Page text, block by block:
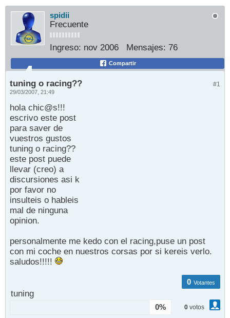
spidii
Frecuente
Ingreso: nov 2006 Mensajes: 76
Compartir
#1
tuning o racing??
29/03/2007, 21:49
hola chic@s!!!
escrivo este post
para saver de
vuestros gustos
tuning o racing??
este post puede
llevar (creo) a
discursiones asi k
por favor no
insulteis o hableis
mal de ninguna
opinion.
personalmente me kedo con el racing,puse un post
con mi coche en nuestros corsas por si kereis verlo.
saludos!!!!!
0 Votantes
tuning
0% 0 votos